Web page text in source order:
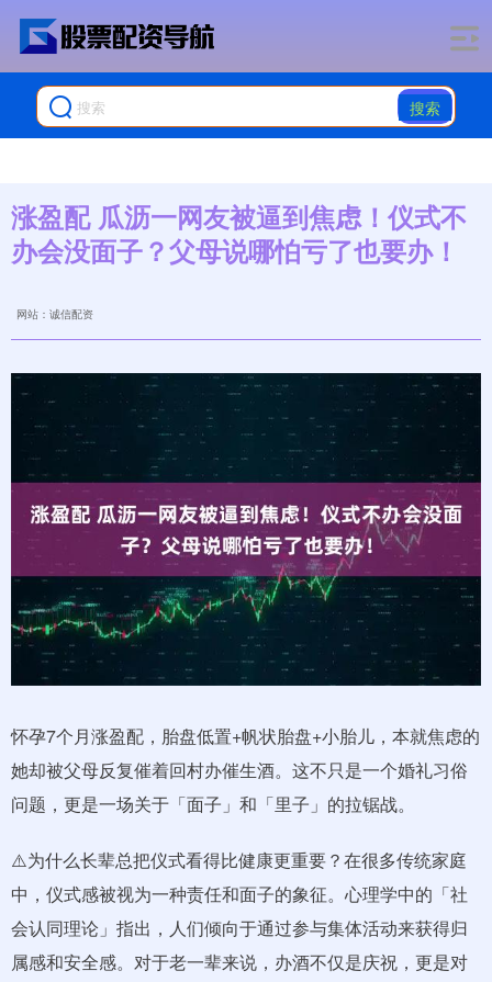
搜索
涨盈配 瓜沥一网友被逼到焦虑！仪式不
办会没面子？父母说哪怕亏了也要办！
网站：诚信配资
怀孕7个月涨盈配，胎盘低置+帆状胎盘+小胎儿，本就焦虑的
她却被父母反复催着回村办催生酒。这不只是一个婚礼习俗
问题，更是一场关于「面子」和「里子」的拉锯战。
⚠️为什么长辈总把仪式看得比健康更重要？在很多传统家庭
中，仪式感被视为一种责任和面子的象征。心理学中的「社
会认同理论」指出，人们倾向于通过参与集体活动来获得归
属感和安全感。对于老一辈来说，办酒不仅是庆祝，更是对